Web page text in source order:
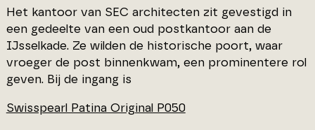
Het kantoor van SEC architecten zit gevestigd in
een gedeelte van een oud postkantoor aan de
IJsselkade. Ze wilden de historische poort, waar
vroeger de post binnenkwam, een prominentere rol
geven. Bij de ingang is
Swisspearl Patina Original P050